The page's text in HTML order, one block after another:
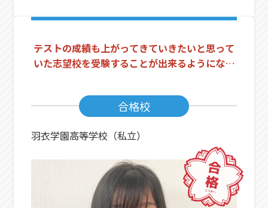
テストの成績も上がってきていきたいと思って
いた志望校を受験することが出来るようになり
合格校
羽衣学園高等学校（私立）